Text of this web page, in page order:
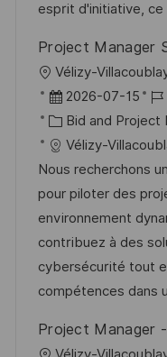
a
e
r
esprit d'initiative,
Project Manager
L
o
c
a
t
i
o
n
Vélizy-
P
o
s
t
e
d
D
a
t
2026-07-15
J
o
b
I
d
C
a
t
e
g
o
r
y
Bid and Project
Vélizy-
Nous recherchons
pour piloter des
environnement
contribuez à des
cybersécurité tout
compétences dans
Project Manager
L